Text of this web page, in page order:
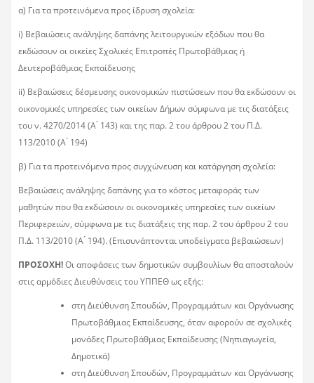
α) Για τα προτεινόμενα προς ίδρυση σχολεία:
i) Βεβαιώσεις ανάληψης δαπάνης λειτουργικών εξόδων που θα
εκδώσουν οι οικείες Σχολικές Επιτροπές Πρωτοβάθμιας ή
Δευτεροβάθμιας Εκπαίδευσης
ii) Βεβαιώσεις δέσμευσης οικονομικών πιστώσεων που θα εκδώσουν οι
οικονομικές υπηρεσίες των οικείων Δήμων σύμφωνα με τις διατάξεις
του ν. 4270/2014 (Α ́ 143) και της παρ. 2 του άρθρου 2 του Π.Δ.
113/2010 (Α ́ 194)
β) Για τα προτεινόμενα προς συγχώνευση και κατάργηση σχολεία:
Βεβαιώσεις ανάληψης δαπάνης για το κόστος μεταφοράς των
μαθητών που θα εκδώσουν οι οικονομικές υπηρεσίες των οικείων
Περιφερειών, σύμφωνα με τις διατάξεις της παρ. 2 του άρθρου 2 του
Π.Δ. 113/2010 (Α ́ 194). (Επισυνάπτονται υποδείγματα βεβαιώσεων)
ΠΡΟΣΟΧΗ!Οι αποφάσεις των δημοτικών συμβουλίων θα αποσταλούν
στις αρμόδιες Διευθύνσεις του ΥΠΠΕΘ ως εξής:
στη Διεύθυνση Σπουδών, Προγραμμάτων και Οργάνωσης
Πρωτοβάθμιας Εκπαίδευσης, όταν αφορούν σε σχολικές
μονάδες Πρωτοβάθμιας Εκπαίδευσης (Νηπιαγωγεία,
Δημοτικά)
στη Διεύθυνση Σπουδών, Προγραμμάτων και Οργάνωσης